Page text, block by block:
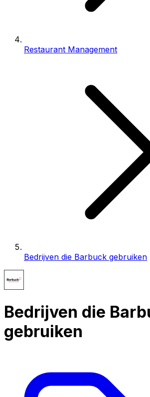
Restaurant Management
Bedrijven die Barbuck gebruiken
Bedrijven die
gebruiken